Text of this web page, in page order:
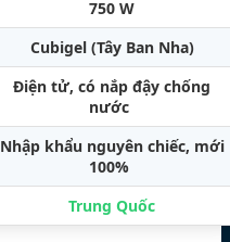
750 W
Cubigel (Tây Ban Nha)
Điện tử, có nắp đậy chống
nước
Nhập khẩu nguyên chiếc, mới
100%
Trung Quốc